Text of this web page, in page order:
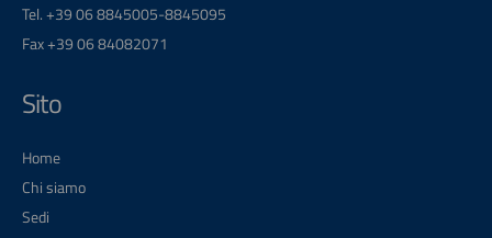
Tel. +39 06 8845005-8845095
Fax +39 06 84082071
Sito
Home
Chi siamo
Sedi